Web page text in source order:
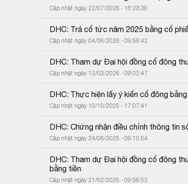
Cập nhật ngày 22/07/2026 - 16:23:30
DHC: Trả cổ tức năm 2025 bằng cổ
Cập nhật ngày 04/06/2026 - 09:56:42
DHC: Tham dự Đại hội đồng cổ đông
Cập nhật ngày 12/03/2026 - 09:02:47
DHC: Thực hiện lấy ý kiến cổ đông
Cập nhật ngày 10/10/2025 - 17:07:41
DHC: Chứng nhận điều chỉnh thông tin
Cập nhật ngày 24/06/2025 - 09:10:54
DHC: Tham dự Đại hội đồng cổ đông
bằng tiền
Cập nhật ngày 21/02/2025 - 09:56:52